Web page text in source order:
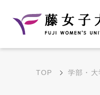
TOP 学部・大